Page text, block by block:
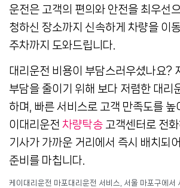
운전은 고객의 편의와 안전을 최우선
청하신 장소까지 신속하게 차량을 이
주차까지 도와드립니다.
대리운전 비용이 부담스러우셨나요?
부담을 줄이기 위해 보다 저렴한 대리
하며, 빠른 서비스로 고객 만족도를 높
이대리운전 차량탁송 고객센터로 전
기사가 가까운 거리에서 즉시 배치되
준비를 마칩니다.
케이대리운전 마포대리운전 서비스, 서울 마포구에서